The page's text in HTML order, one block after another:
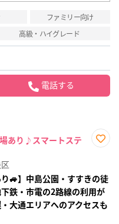
ファミリー向け
高級・ハイグレード
電話する
あり♪スマートステ
録
り🚙】中島公園・すすきの徒
鉄・市電の2路線の利用が
大通エリアへのアクセスも